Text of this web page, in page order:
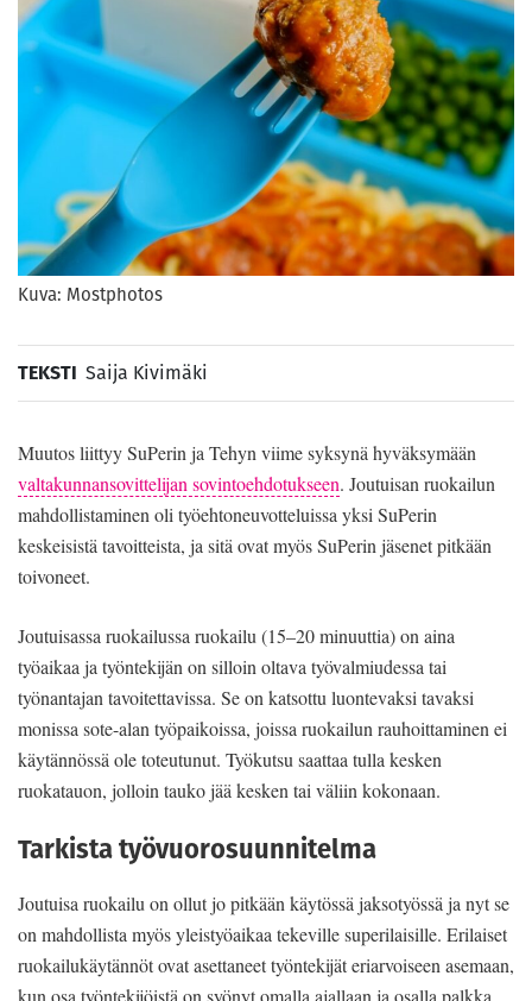
Kuva: Mostphotos
TEKSTI Saija Kivimäki
Muutos liittyy SuPerin ja Tehyn viime syksynä hyväksymään
valtakunnansovittelijan sovintoehdotukseen. Joutuisan ruokailun
mahdollistaminen oli työehtoneuvotteluissa yksi SuPerin
keskeisistä tavoitteista, ja sitä ovat myös SuPerin jäsenet pitkään
toivoneet.
Joutuisassa ruokailussa ruokailu (15–20 minuuttia) on aina
työaikaa ja työntekijän on silloin oltava työvalmiudessa tai
työnantajan tavoitettavissa. Se on katsottu luontevaksi tavaksi
monissa sote-alan työpaikoissa, joissa ruokailun rauhoittaminen ei
käytännössä ole toteutunut. Työkutsu saattaa tulla kesken
ruokatauon, jolloin tauko jää kesken tai väliin kokonaan.
Tarkista työvuorosuunnitelma
Joutuisa ruokailu on ollut jo pitkään käytössä jaksotyössä ja nyt se
on mahdollista myös yleistyöaikaa tekeville superilaisille. Erilaiset
ruokailukäytännöt ovat asettaneet työntekijät eriarvoiseen asemaan,
kun osa työntekijöistä on syönyt omalla ajallaan ja osalla palkka